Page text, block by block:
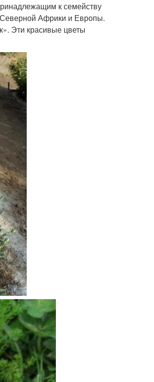
к семейству
Северной Африки и Европы.
Эти красивые цветы